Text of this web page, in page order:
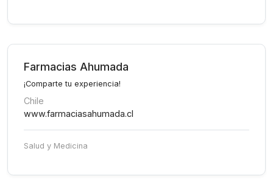
Farmacias Ahumada
¡Comparte tu experiencia!
Chile
www.farmaciasahumada.cl
Salud y Medicina